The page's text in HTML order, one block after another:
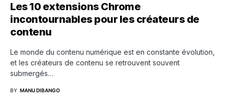
Les 10 extensions Chrome
incontournables pour les créateurs de
contenu
Le monde du contenu numérique est en constante évolution,
et les créateurs de contenu se retrouvent souvent
submergés…
BY MANU DIBANGO